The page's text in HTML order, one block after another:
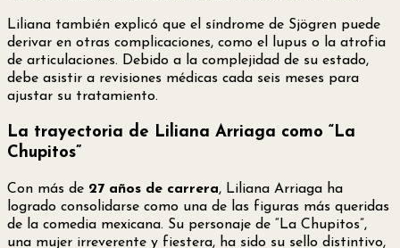
Liliana también explicó que el síndrome de Sjögren puede
derivar en otras complicaciones, como el lupus o la atrofia
de articulaciones. Debido a la complejidad de su estado,
debe asistir a revisiones médicas cada seis meses para
ajustar su tratamiento.
La trayectoria de Liliana Arriaga como “La
Chupitos”
Con más de 27 años de carrera, Liliana Arriaga ha
logrado consolidarse como una de las figuras más queridas
de la comedia mexicana. Su personaje de “La Chupitos”,
una mujer irreverente y fiestera, ha sido su sello distintivo,